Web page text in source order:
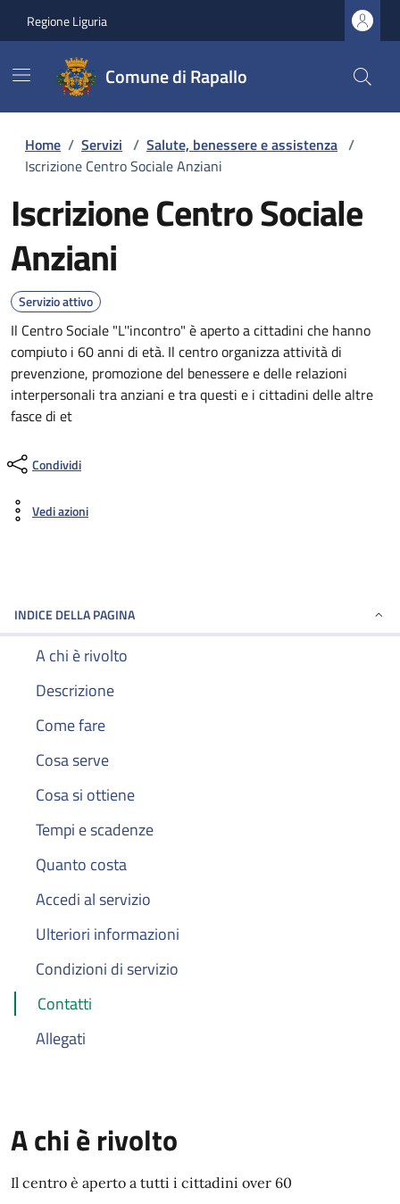
Regione Liguria
Comune di Rapallo
Home / Servizi / Salute, benessere e assistenza /
Iscrizione Centro Sociale Anziani
Iscrizione Centro Sociale
Anziani
Servizio attivo
Il Centro Sociale "L''incontro" è aperto a cittadini che hanno
compiuto i 60 anni di età. Il centro organizza attività di
prevenzione, promozione del benessere e delle relazioni
interpersonali tra anziani e tra questi e i cittadini delle altre
fasce di et
Condividi
Vedi azioni
INDICE DELLA PAGINA
A chi è rivolto
Descrizione
Come fare
Cosa serve
Cosa si ottiene
Tempi e scadenze
Quanto costa
Accedi al servizio
Ulteriori informazioni
Condizioni di servizio
Contatti
Allegati
A chi è rivolto
Il centro è aperto a tutti i cittadini over 60